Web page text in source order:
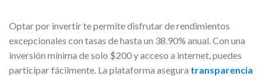
Optar por invertir te permite disfrutar de rendimientos
excepcionales con tasas de hasta un 38.90% anual. Con una
inversión mínima de solo $200 y acceso a internet, puedes
participar fácilmente. La plataforma asegura transparencia